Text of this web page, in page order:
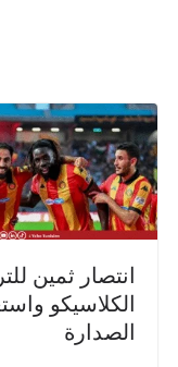
انتصار ثمين
الكلاسيكو
الصدارة